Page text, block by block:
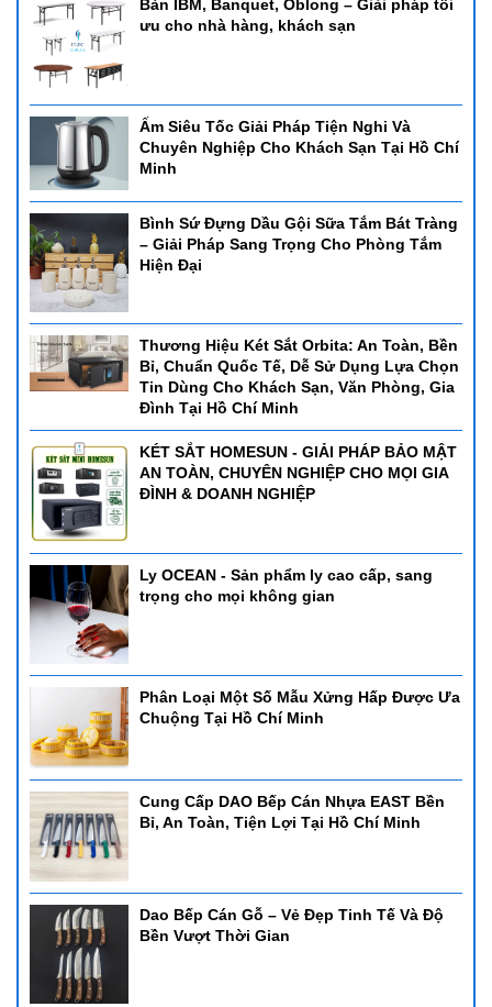
Bàn IBM, Banquet, Oblong – Giải pháp tối
ưu cho nhà hàng, khách sạn
Ấm Siêu Tốc Giải Pháp Tiện Nghi Và
Chuyên Nghiệp Cho Khách Sạn Tại Hồ Chí
Minh
Bình Sứ Đựng Dầu Gội Sữa Tắm Bát Tràng
– Giải Pháp Sang Trọng Cho Phòng Tắm
Hiện Đại
Thương Hiệu Két Sắt Orbita: An Toàn, Bền
Bỉ, Chuẩn Quốc Tế, Dễ Sử Dụng Lựa Chọn
Tin Dùng Cho Khách Sạn, Văn Phòng, Gia
Đình Tại Hồ Chí Minh
KÉT SẮT HOMESUN - GIẢI PHÁP BẢO MẬT
AN TOÀN, CHUYÊN NGHIỆP CHO MỌI GIA
ĐÌNH & DOANH NGHIỆP
Ly OCEAN - Sản phẩm ly cao cấp, sang
trọng cho mọi không gian
Phân Loại Một Số Mẫu Xửng Hấp Được Ưa
Chuộng Tại Hồ Chí Minh
Cung Cấp DAO Bếp Cán Nhựa EAST Bền
Bỉ, An Toàn, Tiện Lợi Tại Hồ Chí Minh
Dao Bếp Cán Gỗ – Vẻ Đẹp Tinh Tế Và Độ
Bền Vượt Thời Gian